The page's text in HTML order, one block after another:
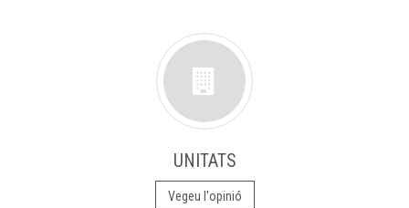
UNITATS
Vegeu l'opinió